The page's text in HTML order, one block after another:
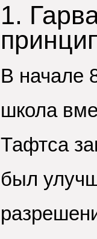
1.
В начале
школа
Тафтса
был